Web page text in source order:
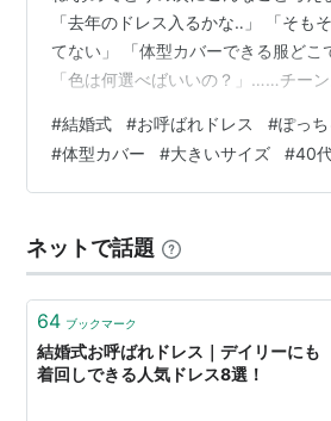
「去年のドレス入るかな‥」 「そも
てない」 「体型カバーできる服どこ
「色は何選べばいいの？」……チー
お菓子もご飯も美味しい（仕方ない
たドレスがそのまま使えることの方
ね（私は１０年前に買ったドレスも
がわかる レンタルと購入どっちが
っちゃりさんに実際に人気のド…
#結婚式 #お呼ばれドレス #ぽっち
#体型カバー #大きいサイズ #40
ネットで話題
64 ブックマーク
結婚式お呼ばれドレス｜デイリーにも
着回しできる人気ドレス8選！